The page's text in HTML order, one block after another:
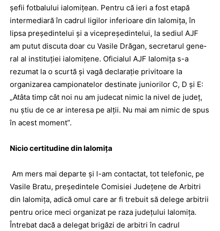
şefii fotbalului ialomiţean. Pentru că ieri a fost etapă
intermediară în cadrul ligilor inferioare din Ialomiţa, în
lipsa preşedintelui şi a vicepreşedintelui, la sediul AJF
am putut discuta doar cu Vasile Drăgan, secretarul gene­
ral al instituţiei ialomiţene. Oficialul AJF Ialomiţa s-a
rezumat la o scurtă şi vagă declaraţie privitoare la
organizarea campionatelor destinate juniorilor C, D şi E:
„Atâta timp cât noi nu am judecat nimic la nivel de judeţ,
nu ştiu de ce ar interesa pe alţii. Nu mai am nimic de spus
în acest moment”.
Nicio certitudine din Ialomiţa
Am mers mai departe şi l-am contactat, tot telefonic, pe
Vasile Bratu, preşedintele Comisiei Judeţene de Arbitri
din Ialomiţa, adică omul care ar fi trebuit să delege arbitrii
pentru orice meci organizat pe raza judeţului Ialomiţa.
Întrebat dacă a delegat brigăzi de arbitri în cadrul